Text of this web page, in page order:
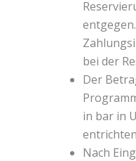
bei der
Der
in bar in
Nach